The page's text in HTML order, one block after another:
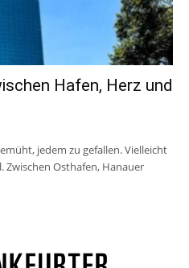
Hafen, Herz und
jedem zu gefallen. Vielleicht
Zwischen Osthafen, Hanauer